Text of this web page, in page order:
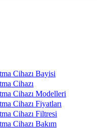
Cihazı Bayisi
Cihazı
Cihazı Modelleri
Cihazı Fiyatları
Cihazı Filtresi
Cihazı Bakım